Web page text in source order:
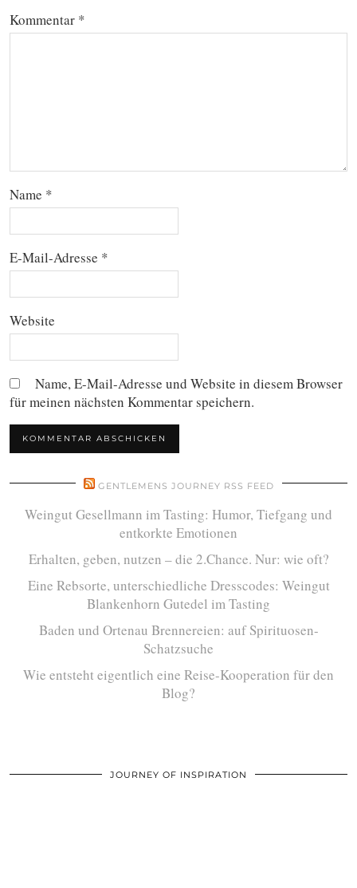
Kommentar *
Name *
E-Mail-Adresse *
Website
Name, E-Mail-Adresse und Website in diesem Browser
für meinen nächsten Kommentar speichern.
GENTLEMENS JOURNEY RSS FEED
Weingut Gesellmann im Tasting: Humor, Tiefgang und
entkorkte Emotionen
Erhalten, geben, nutzen – die 2.Chance. Nur: wie oft?
Eine Rebsorte, unterschiedliche Dresscodes: Weingut
Blankenhorn Gutedel im Tasting
Baden und Ortenau Brennereien: auf Spirituosen-
Schatzsuche
Wie entsteht eigentlich eine Reise-Kooperation für den
Blog?
JOURNEY OF INSPIRATION